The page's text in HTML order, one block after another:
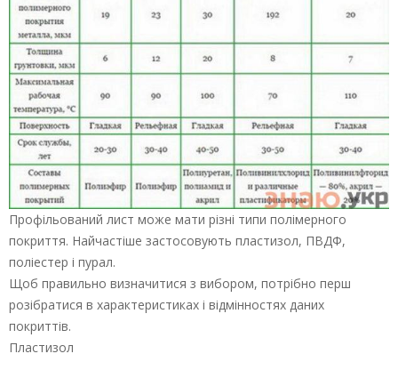
Профільований лист може мати різні типи полімерного
покриття. Найчастіше застосовують пластизол, ПВДФ,
поліестер і пурал.
Щоб правильно визначитися з вибором, потрібно перш
розібратися в характеристиках і відмінностях даних
покриттів.
Пластизол